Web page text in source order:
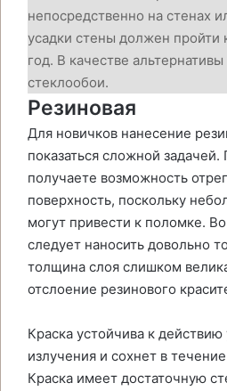
непосредственно на стенах
усадки стены должен пройти
год. В качестве
стеклообои.
Резиновая
Для новичков нанесение
показаться сложной
получаете возможность
поверхность, поскольку
могут привести к поломке.
следует наносить довольно
толщина слоя слишком
отслоение резинового
Краска устойчива к действию
излучения и сохнет в
Краска имеет достаточную